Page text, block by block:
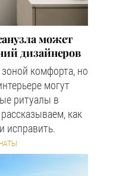
может
дизайнеров
комфорта, но
могут
ритуалы в
как
исправить.